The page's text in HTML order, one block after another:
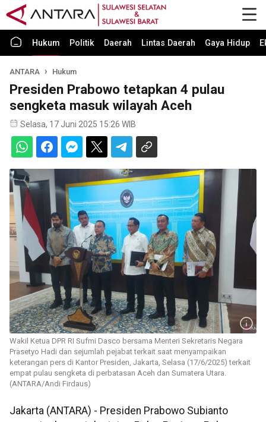
Hukum Politik Daerah Lintas Daerah Gaya Hidup
ANTARA Hukum
Presiden Prabowo tetapkan 4 pulau
sengketa masuk wilayah Aceh
Selasa, 17 Juni 2025 15:26 WIB
Wakil Ketua DPR RI Sufmi Dasco bersama Menteri Sekretaris Negara
Prasetyo Hadi dan sejumlah pejabat terkait saat menyampaikan
keterangan pers di Kantor Presiden, Jakarta, Selasa (17/6/2025) terkait
empat pulau sengketa di perbatasan Aceh dan Sumatera Utara.
(ANTARA/Andi Firdaus)
Jakarta (ANTARA) - Presiden Prabowo Subianto